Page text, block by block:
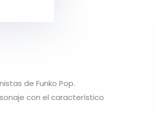
de Funko Pop.
con el característico